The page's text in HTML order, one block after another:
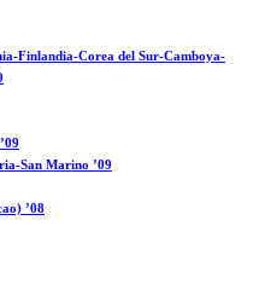
Finlandia-Corea del Sur-Camboya-
San Marino ’09
’08